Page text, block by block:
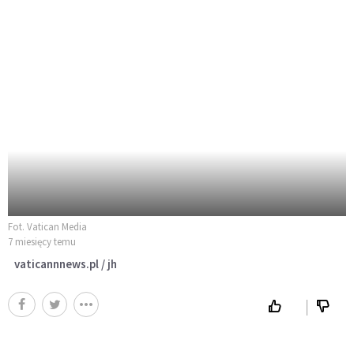
Fot. Vatican Media
7 miesięcy temu
vaticannnews.pl / jh